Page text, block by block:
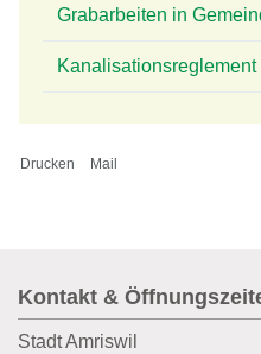
Grabarbeiten in
Kanalisationsreglement
Drucken Mail
Kontakt &
Stadt Amriswil